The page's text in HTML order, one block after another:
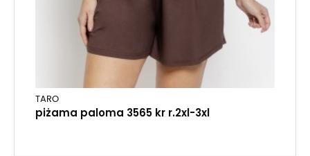
TARO
piżama paloma 3565 kr r.2xl-3xl